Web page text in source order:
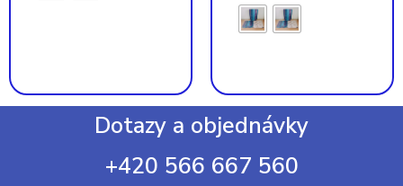
Dotazy a objednávky
+420 566 667 560